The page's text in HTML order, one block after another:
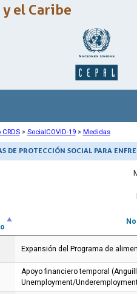
el Caribe
CRDS> SocialCOVID-19> Medidas
DE PROTECCIÓN SOCIAL PARA
Expansión del Programa de
Apoyo financiero temporal
Unemployment/